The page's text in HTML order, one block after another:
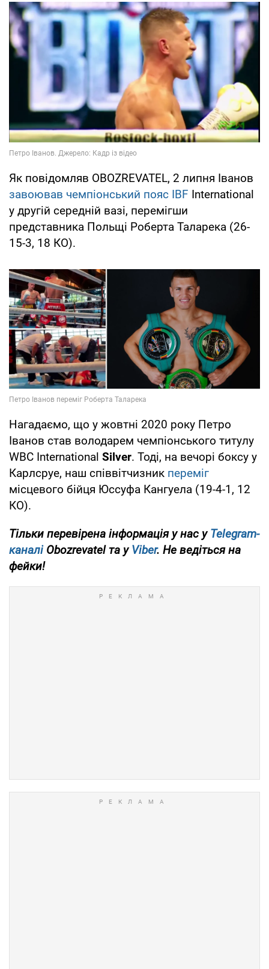
Як повідомляв OBOZREVATEL, 2 липня Іванов
завоював чемпіонський пояс IBF International
у другій середній вазі, перемігши
представника Польщі Роберта Таларека (26-
15-3, 18 КО).
Нагадаємо, що у жовтні 2020 року Петро
Іванов став володарем чемпіонського титулу
WBC International Silver. Тоді, на вечорі боксу у
Карлсруе, наш співвітчизник переміг
місцевого бійця Юссуфа Кангуела (19-4-1, 12
КО).
Тільки перевірена інформація у нас уTelegram-
каналіObozrevatel та уViber. Не ведіться на
фейки!